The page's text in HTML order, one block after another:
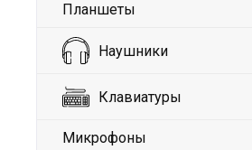
Планшеты
Наушники
Клавиатуры
Микрофоны